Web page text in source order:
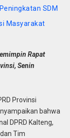
SDM
Masyarakat
Rapat
Senin
Provinsi
bahwa
DPRD Kalteng,
Tim